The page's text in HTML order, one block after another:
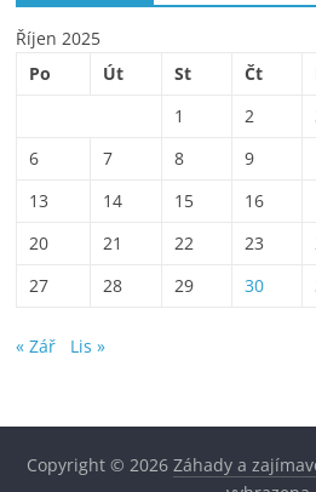
Říjen 2025
Po
Út St Čt
1
2
6
7 8 9
13
14 15 16
20
21 22 23
27
28 29 30
« Zář Lis »
Copyright © 2026Záhady a